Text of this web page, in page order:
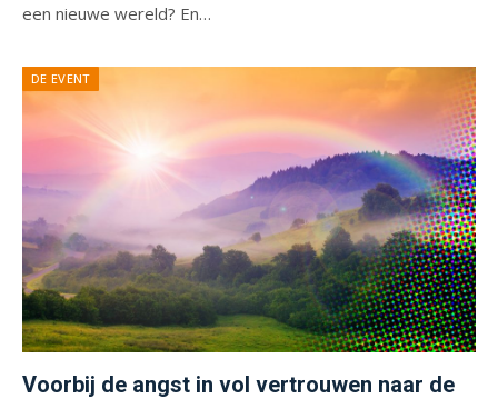
een nieuwe wereld? En…
DE EVENT
Voorbij de angst in vol vertrouwen naar de